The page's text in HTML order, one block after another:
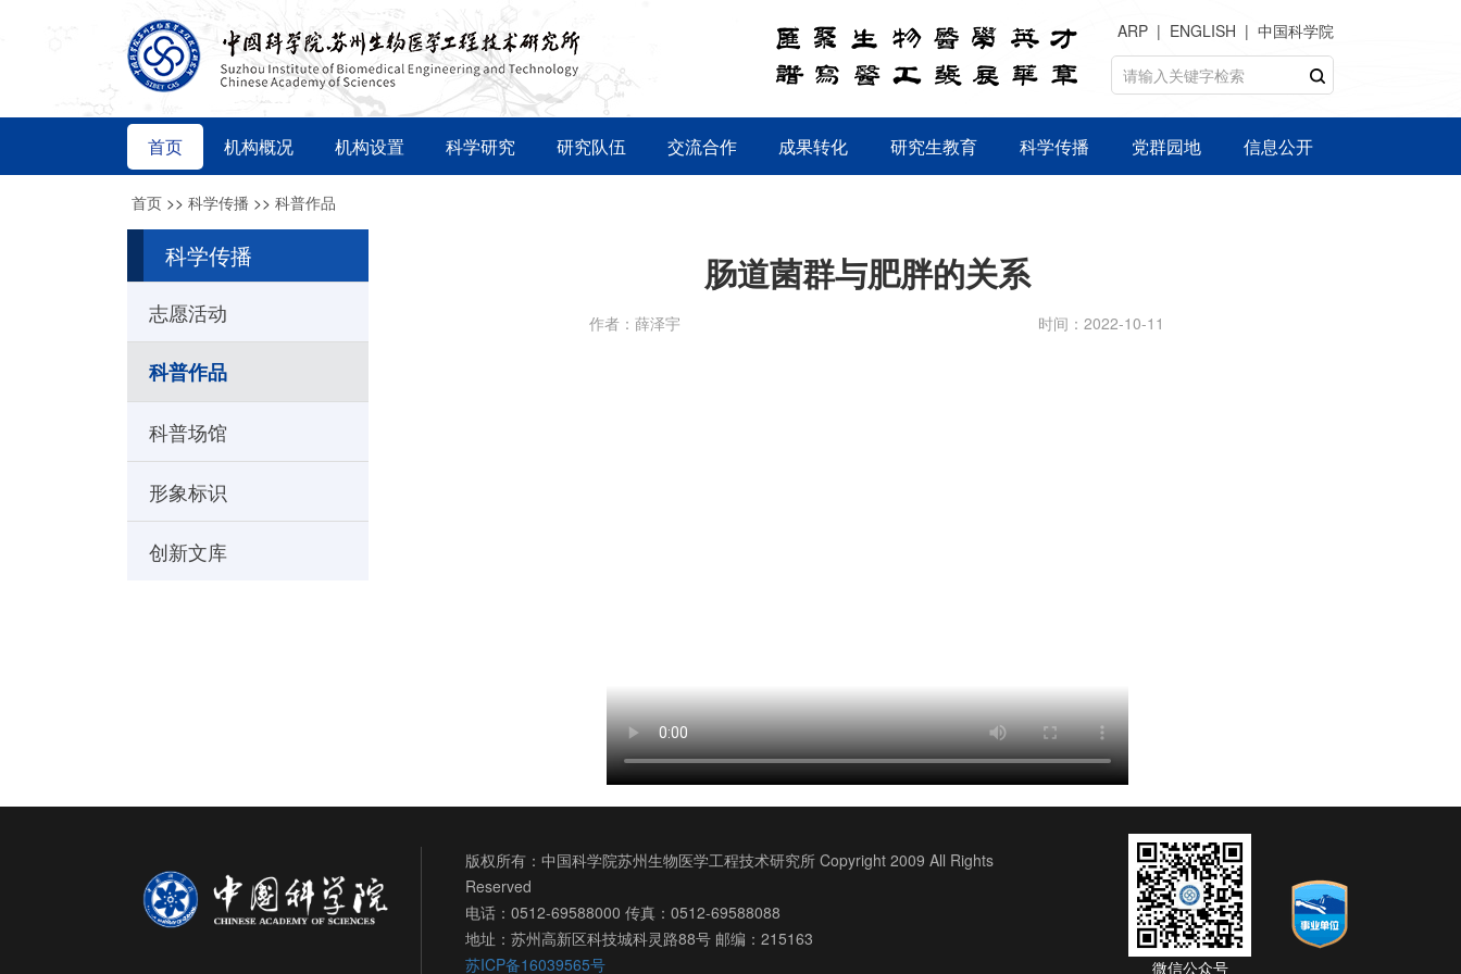
ARP ENGLISH 中国科学院
首页 机构概况 机构设置 科学研究 研究队伍 交流合作 成果转化 研究生教育 科学传播 党群园地 信息公开
首页 >> 科学传播 >> 科普作品
科学传播
志愿活动
科普作品
科普场馆
形象标识
创新文库
肠道菌群与肥胖的关系
作者：薛泽宇 时间：2022-10-11
版权所有：中国科学院苏州生物医学工程技术研究所 Copyright 2009 All Rights
Reserved
电话：0512-69588000 传真：0512-69588088
地址：苏州高新区科技城科灵路88号 邮编：215163
苏ICP备16039565号
微信公众号